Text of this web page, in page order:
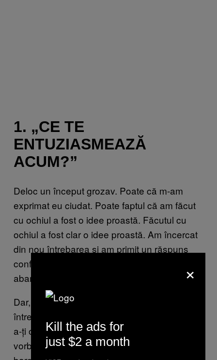
1. „CE TE
ENTUZIASMEAZĂ
ACUM?”
Deloc un început grozav. Poate că m-am
exprimat eu ciudat. Poate faptul că am făcut
cu ochiul a fost o idee proastă. Făcutul cu
ochiul a fost clar o idee proastă. Am încercat
din nou întrebarea și am primit un răspuns
confuz legat de vreme – misiune
abandonată.
Dar, conform psihologului de la Harvard,
întrebarea asta „oferă altora posibilitatea de
a-ți oferi un răspuns legat de muncă, sau să
vorbească despre copiii lor sau noua lor
×
Kill the ads for
just $2 a month